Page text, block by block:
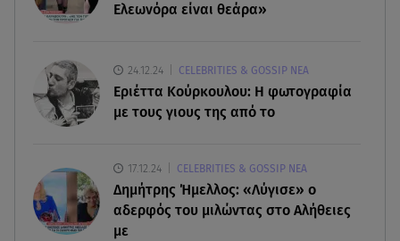
- Σηκώθηκαν εναέρια μέσα
Έξοδος Αυγούστου: Στο 100% η πληρότητα για
Κυκλάδες
αποτελέσματα
Ελεωνόρα είναι θεάρα»
24.12.24 CELEBRITIES & GOSSIP ΝΕΑ
Εριέττα Κούρκουλου: Η φωτογραφία
με τους γιους της από το
17.12.24 CELEBRITIES & GOSSIP ΝΕΑ
Δημήτρης Ήμελλος: «Λύγισε» ο
αδερφός του μιλώντας στο Αλήθειες
με